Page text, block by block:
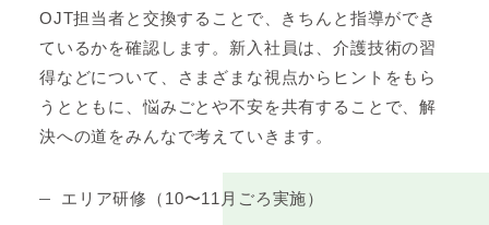
OJT担当者と交換することで、きちんと指導ができ
ているかを確認します。新入社員は、介護技術の習
得などについて、さまざまな視点からヒントをもら
うとともに、悩みごとや不安を共有することで、解
決への道をみんなで考えていきます。
エリア研修（10〜11月ごろ実施）